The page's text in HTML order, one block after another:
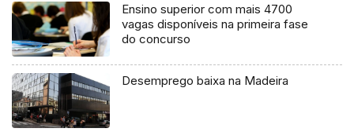
Ensino superior com mais 4700
vagas disponíveis na primeira fase
do concurso
Desemprego baixa na Madeira